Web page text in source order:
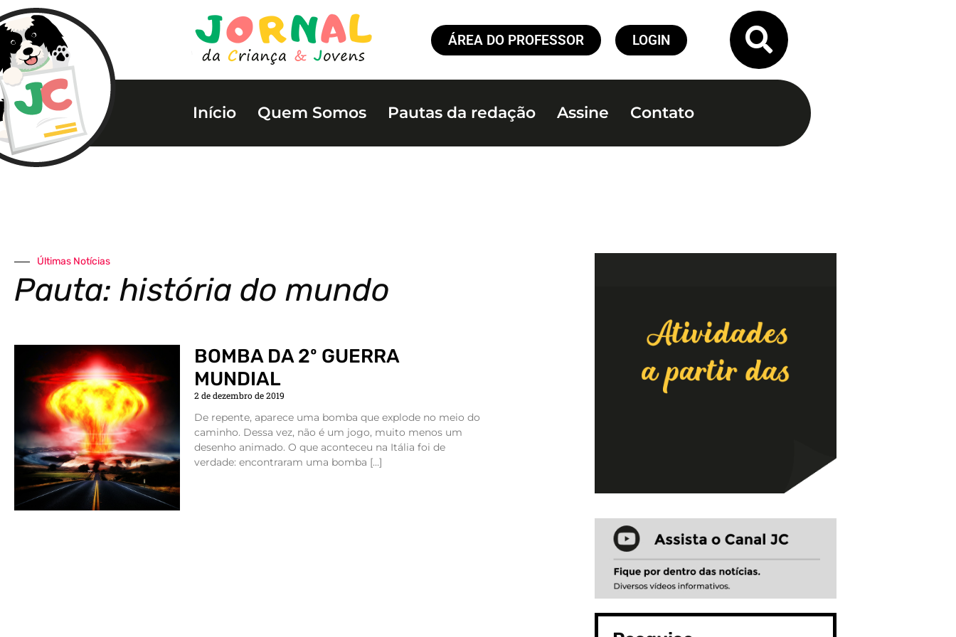
ÁREA DO PROFESSOR LOGIN
Início Quem Somos Pautas da redação Assine Contato
Últimas Notícias
Pauta: história do mundo
BOMBA DA 2º GUERRA
MUNDIAL
2 de dezembro de 2019
De repente, aparece uma bomba que explode no meio do
caminho. Dessa vez, não é um jogo, muito menos um
desenho animado. O que aconteceu na Itália foi de
verdade: encontraram uma bomba […]